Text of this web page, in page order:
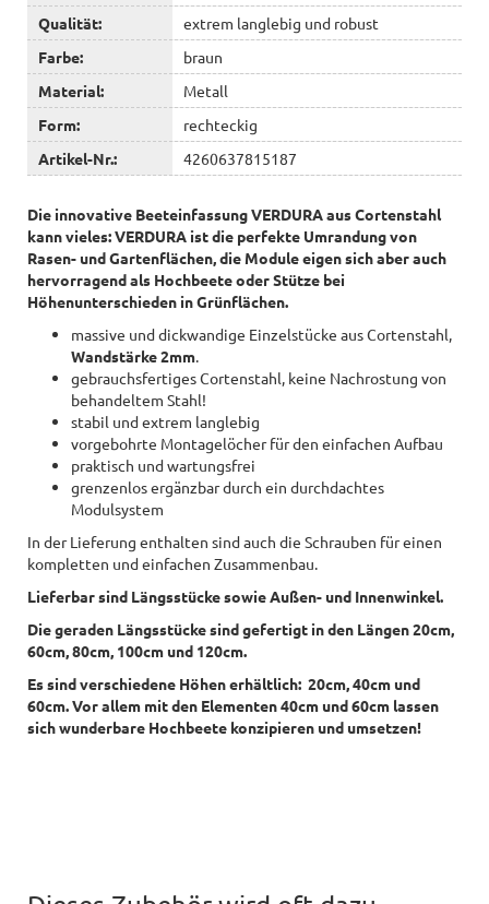
Qualität:
extrem langlebig und robust
Farbe:
braun
Material:
Metall
Form:
rechteckig
Artikel-Nr.:
4260637815187
Die innovative Beeteinfassung VERDURA aus Cortenstahl
kann vieles: VERDURA ist die perfekte Umrandung von
Rasen- und Gartenflächen, die Module eigen sich aber auch
hervorragend als Hochbeete oder Stütze bei
Höhenunterschieden in Grünflächen.
massive und dickwandige Einzelstücke aus Cortenstahl,
Wandstärke 2mm
gebrauchsfertiges Cortenstahl, keine Nachrostung von
behandeltem Stahl!
stabil und extrem langlebig
vorgebohrte Montagelöcher für den einfachen Aufbau
praktisch und wartungsfrei
grenzenlos ergänzbar durch ein durchdachtes
Modulsystem
In der Lieferung enthalten sind auch die Schrauben für einen
kompletten und einfachen Zusammenbau.
Lieferbar sind Längsstücke sowie Außen- und Innenwinkel.
Die geraden Längsstücke sind gefertigt in den Längen 20cm,
60cm, 80cm, 100cm und 120cm.
Es sind verschiedene Höhen erhältlich: 20cm, 40cm und
60cm. Vor allem mit den Elementen 40cm und 60cm lassen
sichwunderbare Hochbeete konzipieren und umsetzen!